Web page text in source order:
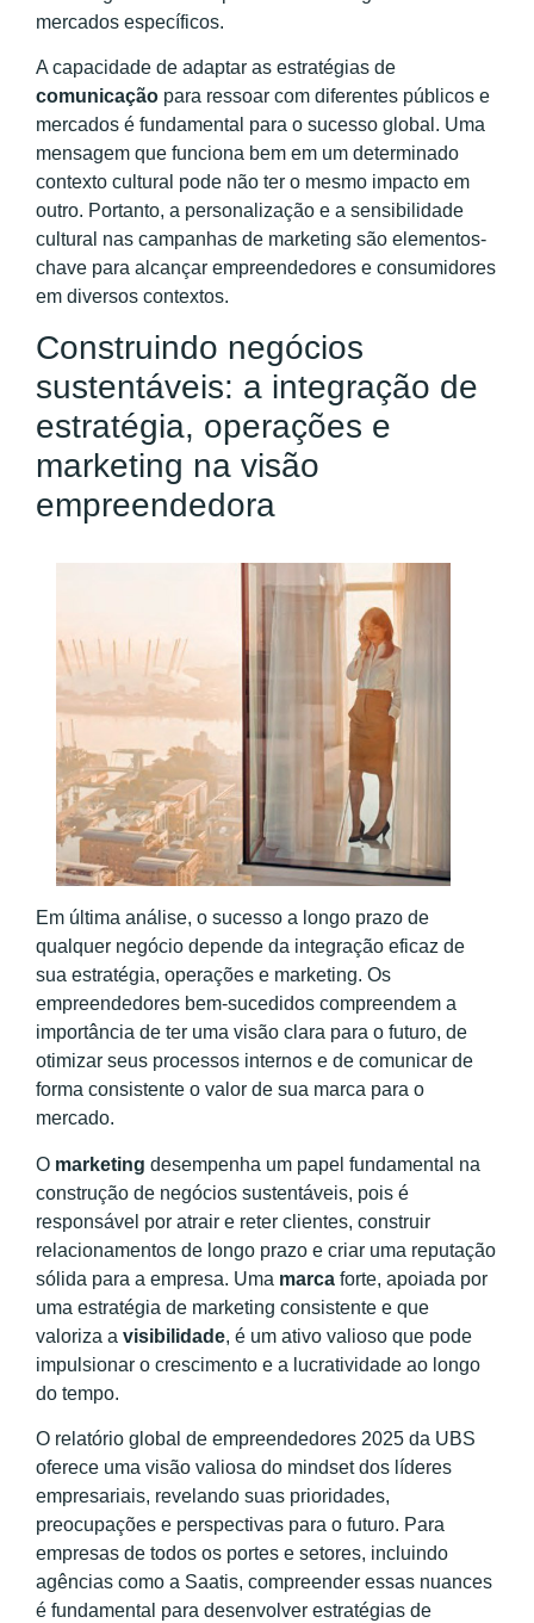
mercados específicos.
A capacidade de adaptar as estratégias de
comunicação para ressoar com diferentes públicos e
mercados é fundamental para o sucesso global. Uma
mensagem que funciona bem em um determinado
contexto cultural pode não ter o mesmo impacto em
outro. Portanto, a personalização e a sensibilidade
cultural nas campanhas de marketing são elementos-
chave para alcançar empreendedores e consumidores
em diversos contextos.
Construindo negócios
sustentáveis: a integração de
estratégia, operações e
marketing na visão
empreendedora
Em última análise, o sucesso a longo prazo de
qualquer negócio depende da integração eficaz de
sua estratégia, operações e marketing. Os
empreendedores bem-sucedidos compreendem a
importância de ter uma visão clara para o futuro, de
otimizar seus processos internos e de comunicar de
forma consistente o valor de sua marca para o
mercado.
O marketing desempenha um papel fundamental na
construção de negócios sustentáveis, pois é
responsável por atrair e reter clientes, construir
relacionamentos de longo prazo e criar uma reputação
sólida para a empresa. Uma marca forte, apoiada por
uma estratégia de marketing consistente e que
valoriza avisibilidade, é um ativo valioso que pode
impulsionar o crescimento e a lucratividade ao longo
do tempo.
O relatório global de empreendedores 2025 da UBS
oferece uma visão valiosa do mindset dos líderes
empresariais, revelando suas prioridades,
preocupações e perspectivas para o futuro. Para
empresas de todos os portes e setores, incluindo
agências como a Saatis, compreender essas nuances
é fundamental para desenvolver estratégias de